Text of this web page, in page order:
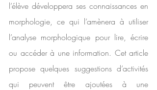
l’élève développera ses connaissances en
morphologie, ce qui l’amènera à utiliser
l’analyse morphologique pour lire, écrire
ou accéder à une information. Cet article
propose quelques suggestions d’activités
qui peuvent être ajoutées à une